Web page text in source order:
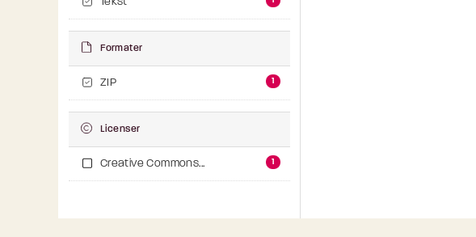
Formater
ZIP 1
Licenser
Creative Commons... 1